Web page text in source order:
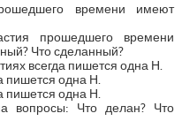
времени имеют
прошедшего времени
Что сделанный?
всегда пишется одна Н.
пишется одна Н.
пишется одна Н.
вопросы: Что делан? Что